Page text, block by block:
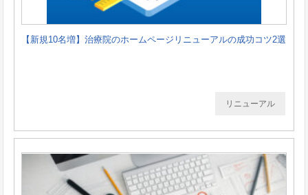
【新規10名増】治療院のホームページリニューアルの成功コツ2選
リニューアル